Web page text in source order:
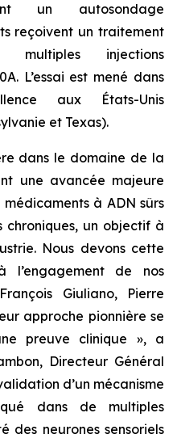
un autosondage
reçoivent un traitement
injections
L’essai est mené dans
aux États-Unis
et Texas).
dans le domaine de la
une avancée majeure
à ADN sûrs
chroniques, un objectif à
Nous devons cette
de nos
Giuliano, Pierre
approche pionnière se
preuve clinique », a
Directeur Général
d’un mécanisme
dans de multiples
des neurones sensoriels